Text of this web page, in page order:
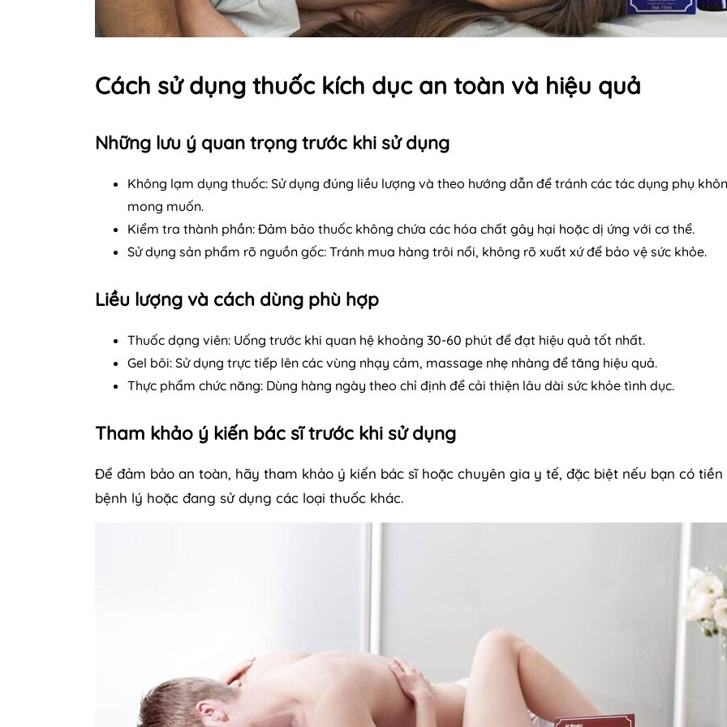
Cách sử dụng thuốc kích dục an toàn và hiệu quả
Những lưu ý quan trọng trước khi sử dụng
Không lạm dụng thuốc: Sử dụng đúng liều lượng và theo hướng dẫn để tránh các tác dụng phụ
mong muốn.
Kiểm tra thành phần: Đảm bảo thuốc không chứa các hóa chất gây hại hoặc dị ứng với cơ thể.
Sử dụng sản phẩm rõ nguồn gốc: Tránh mua hàng trôi nổi, không rõ xuất xứ để bảo vệ sức khỏe.
Liều lượng và cách dùng phù hợp
Thuốc dạng viên: Uống trước khi quan hệ khoảng 30-60 phút để đạt hiệu quả tốt nhất.
Gel bôi: Sử dụng trực tiếp lên các vùng nhạy cảm, massage nhẹ nhàng để tăng hiệu quả.
Thực phẩm chức năng: Dùng hàng ngày theo chỉ định để cải thiện lâu dài sức khỏe tình dục.
Tham khảo ý kiến bác sĩ trước khi sử dụng
Để đảm bảo an toàn, hãy tham khảo ý kiến bác sĩ hoặc chuyên gia y tế, đặc biệt nếu bạn có tiền
bệnh lý hoặc đang sử dụng các loại thuốc khác.